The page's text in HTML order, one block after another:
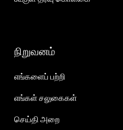
நிறுவனம்
எங்களைப் பற்றி
எங்கள் சலுகைகள்
செய்தி அறை